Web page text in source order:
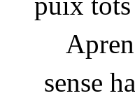
sense